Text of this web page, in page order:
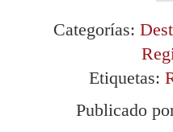
Categorías:
Etiquetas:
Publicado